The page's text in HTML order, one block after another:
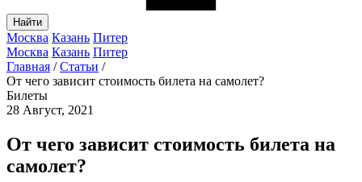
Найти
Москва Казань Питер
Москва Казань Питер
Главная / Статьи /
От чего зависит стоимость билета на самолет?
Билеты
28 Август, 2021
От чего зависит стоимость билета на
самолет?